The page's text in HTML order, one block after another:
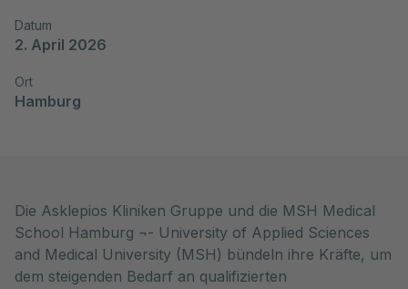
Datum
2. April 2026
Ort
Hamburg
Die Asklepios Kliniken Gruppe und die MSH Medical
School Hamburg ¬- University of Applied Sciences
and Medical University (MSH) bündeln ihre Kräfte, um
dem steigenden Bedarf an qualifizierten